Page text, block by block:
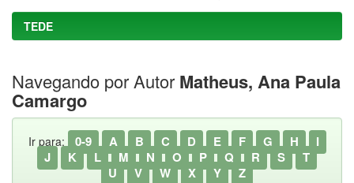
TEDE
Navegando por Autor Matheus, Ana Paula
Camargo
Ir para: 0-9 A B C D E F G H
I
J
K L M N O P Q R S
T
U
V W X Y Z